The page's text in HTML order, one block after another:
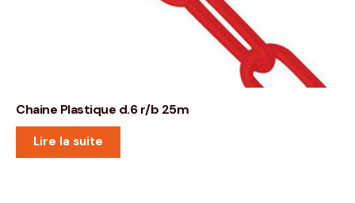
Chaine Plastique d.6 r/b 25m
Lire la suite